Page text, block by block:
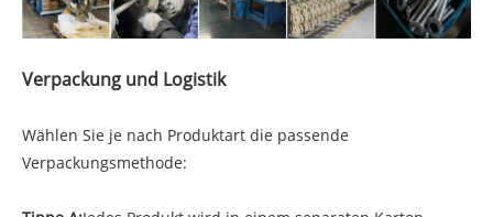
Verpackung und Logistik
Wählen Sie je nach Produktart die passende
Verpackungsmethode: